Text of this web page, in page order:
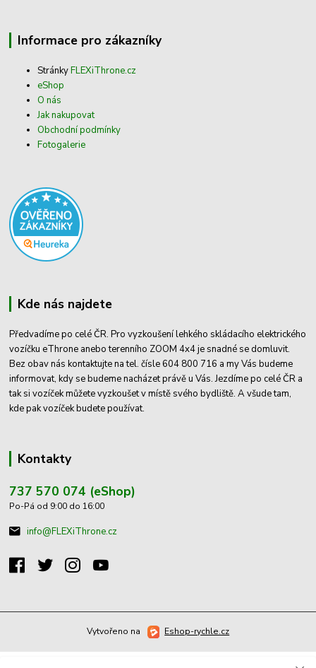
Informace pro zákazníky
StránkyFLEXiThrone.cz
eShop
O nás
Jak nakupovat
Obchodní podmínky
Fotogalerie
Kde nás najdete
Předvadíme po celé ČR. Pro vyzkoušení lehkého skládacího elektrického
vozíčku eThrone anebo terenního ZOOM 4x4 je snadné se domluvit.
Bez obav nás kontaktujte na tel. čísle 604 800 716 a my Vás budeme
informovat, kdy se budeme nacházet právě u Vás. Jezdíme po celé ČR a
tak si vozíček můžete vyzkoušet v místě svého bydliště. A všude tam,
kde pak vozíček budete používat.
Kontakty
737 570 074 (eShop)
Po-Pá od 9:00 do 16:00
info@FLEXiThrone.cz
Vytvořeno na Eshop-rychle.cz